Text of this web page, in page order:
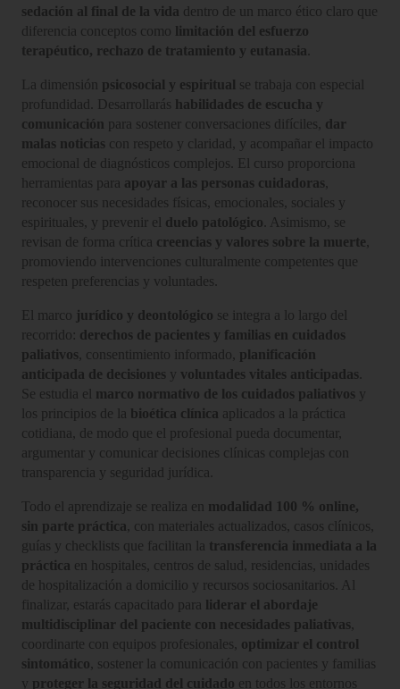
sedación al final de la vida dentro de un marco ético claro que
diferencia conceptos como limitación del esfuerzo
terapéutico, rechazo de tratamiento y eutanasia
La dimensión psicosocial y espiritual se trabaja con especial
profundidad. Desarrollarás habilidades de escucha y
comunicación para sostener conversaciones difíciles, dar
malas noticias con respeto y claridad, y acompañar el impacto
emocional de diagnósticos complejos. El curso proporciona
herramientas para apoyar a las personas cuidadoras
reconocer sus necesidades físicas, emocionales, sociales y
espirituales, y prevenir el duelo patológico . Asimismo, se
revisan de forma crítica creencias y valores sobre la muerte
promoviendo intervenciones culturalmente competentes que
respeten preferencias y voluntades.
El marco jurídico y deontológico se integra a lo largo del
recorrido: derechos de pacientes y familias en cuidados
paliativos , consentimiento informado, planificación
anticipada de decisiones y voluntades vitales anticipadas
Se estudia el marco normativo de los cuidados paliativos y
los principios de la bioética clínica aplicados a la práctica
cotidiana, de modo que el profesional pueda documentar,
argumentar y comunicar decisiones clínicas complejas con
transparencia y seguridad jurídica.
Todo el aprendizaje se realiza en modalidad 100 % online,
sin parte práctica , con materiales actualizados, casos clínicos,
guías y checklists que facilitan la transferencia inmediata a la
práctica en hospitales, centros de salud, residencias, unidades
de hospitalización a domicilio y recursos sociosanitarios. Al
finalizar, estarás capacitado para liderar el abordaje
multidisciplinar del paciente con necesidades paliativas
coordinarte con equipos profesionales, optimizar el control
sintomático , sostener la comunicación con pacientes y familias
y proteger la seguridad del cuidado en todos los entornos